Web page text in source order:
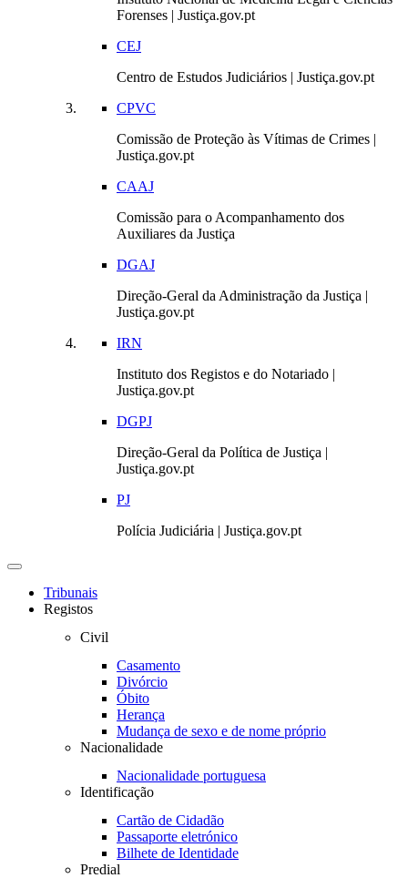
Forenses | Justiça.gov.pt
CEJ
Centro de Estudos Judiciários | Justiça.gov.pt
CPVC
Comissão de Proteção às Vítimas de Crimes |
Justiça.gov.pt
CAAJ
Comissão para o Acompanhamento dos
Auxiliares da Justiça
DGAJ
Direção-Geral da Administração da Justiça |
Justiça.gov.pt
IRN
Instituto dos Registos e do Notariado |
Justiça.gov.pt
DGPJ
Direção-Geral da Política de Justiça |
Justiça.gov.pt
PJ
Polícia Judiciária | Justiça.gov.pt
Toggle
navigationTribunais
Registos
Civil
Casamento
Divórcio
Óbito
Herança
Mudança de sexo e de nome próprio
Nacionalidade
Nacionalidade portuguesa
Identificação
Cartão de Cidadão
Passaporte eletrónico
Bilhete de Identidade
Predial